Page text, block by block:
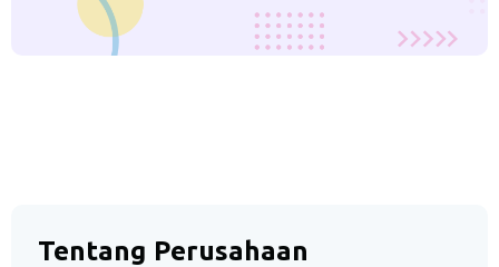
Tentang Perusahaan